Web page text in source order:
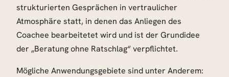
strukturierten Gesprächen in vertraulicher
Atmosphäre statt, in denen das Anliegen des
Coachee bearbeitetet wird und ist der Grundidee
der „Beratung ohne Ratschlag“ verpflichtet.
Mögliche Anwendungsgebiete sind unter Anderem: